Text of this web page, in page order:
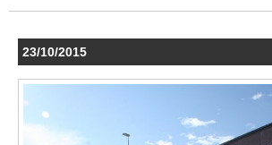
23/10/2015